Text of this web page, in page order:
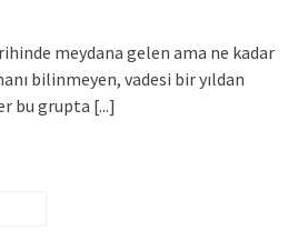
meydana gelen ama ne kadar
bilinmeyen, vadesi bir yıldan
bu grupta [...]